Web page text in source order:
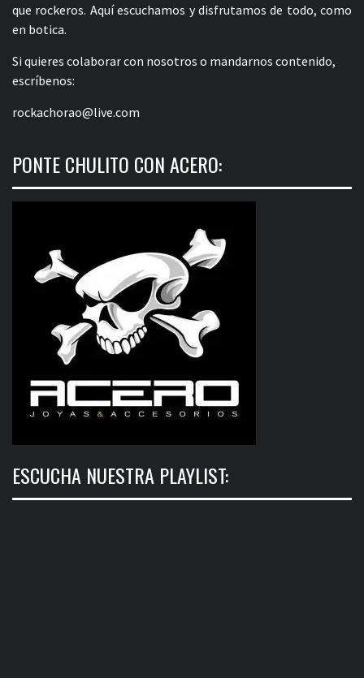
que rockeros. Aquí escuchamos y disfrutamos de todo, como
en botica.
Si quieres colaborar con nosotros o mandarnos contenido,
escríbenos:
rockachorao@live.com
PONTE CHULITO CON ACERO:
ESCUCHA NUESTRA PLAYLIST: